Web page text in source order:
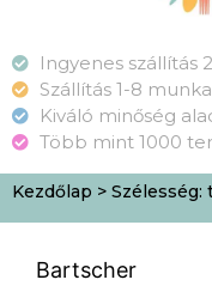
Ingyenes szállítás
Szállítás 1-8
Kiváló minőség
Több mint 1000
Kezdőlap > Szélesség:
Bartscher